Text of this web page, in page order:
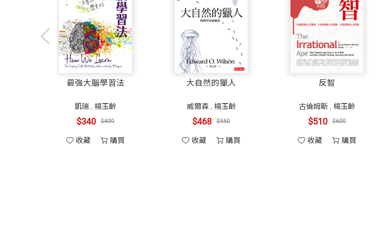
最強大腦學習法
凱瑞 , 楊玉齡
$340 $400
收藏 購買
大自然的獵人
威爾森, 楊玉齡
$468 $550
收藏 購買
反智
古倫姆斯 , 楊玉齡
$510 $600
收藏 購買